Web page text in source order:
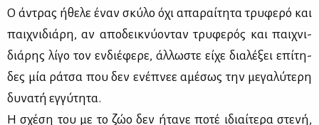
Ο άντρας ήθε­λε έναν σκύ­λο όχι απα­ραί­τη­τα τρυ­φε­ρό και
παι­χνι­διά­ρη, αν απο­δει­κνύ­ο­νταν τρυ­φε­ρός και παι­χνι­
διά­ρης λί­γο τον εν­διέ­φε­ρε, άλ­λω­στε εί­χε δια­λέ­ξει επί­τη­
δες μία ρά­τσα που δεν ενέ­πνεε αμέ­σως την με­γα­λύ­τε­ρη
δυ­να­τή εγ­γύ­τη­τα.
Η σχέ­ση του με το ζώο δεν ήτα­νε πο­τέ ιδιαί­τε­ρα στε­νή,